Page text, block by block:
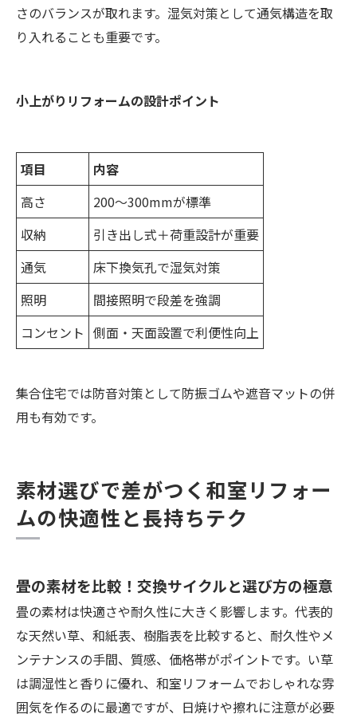
さのバランスが取れます。湿気対策として通気構造を取
り入れることも重要です。
小上がりリフォームの設計ポイント
項目
内容
高さ
200〜300mmが標準
収納
引き出し式＋荷重設計が重要
通気
床下換気孔で湿気対策
照明
間接照明で段差を強調
コンセント 側面・天面設置で利便性向上
集合住宅では防音対策として防振ゴムや遮音マットの併
用も有効です。
素材選びで差がつく和室リフォー
ムの快適性と長持ちテク
畳の素材を比較！交換サイクルと選び方の極意
畳の素材は快適さや耐久性に大きく影響します。代表的
な天然い草、和紙表、樹脂表を比較すると、耐久性やメ
ンテナンスの手間、質感、価格帯がポイントです。い草
は調湿性と香りに優れ、和室リフォームでおしゃれな雰
囲気を作るのに最適ですが、日焼けや擦れに注意が必要